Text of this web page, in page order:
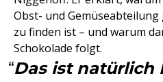
Obst- und Gemüseabteilung
zu finden ist – und warum
Schokolade folgt.
Das ist natürlich